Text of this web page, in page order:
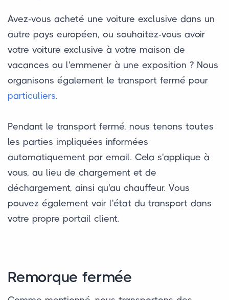
Avez-vous acheté une voiture exclusive dans un
autre pays européen, ou souhaitez-vous avoir
votre voiture exclusive à votre maison de
vacances ou l'emmener à une exposition ? Nous
organisons également le transport fermé pour
particuliers.
Pendant le transport fermé, nous tenons toutes
les parties impliquées informées
automatiquement par email. Cela s'applique à
vous, au lieu de chargement et de
déchargement, ainsi qu'au chauffeur. Vous
pouvez également voir l'état du transport dans
votre propre portail client.
Remorque fermée